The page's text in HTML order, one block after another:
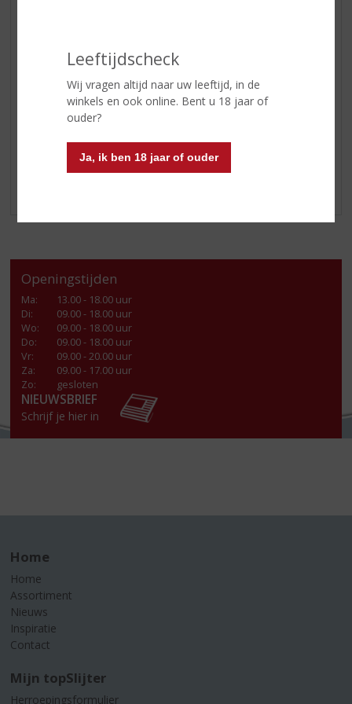
Leeftijdscheck
Wij vragen altijd naar uw leeftijd, in de
winkels en ook online. Bent u 18 jaar of
ouder?
Ja, ik ben 18 jaar of ouder
KANT EN KLAAR
GLASWERK
GESCHENKVERPAKKING
(RELATIE)GESCHENKEN
ALCOHOLVRIJE DRANKEN
Openingstijden
Ma:
13.00 - 18.00 uur
Di:
09.00 - 18.00 uur
Wo:
09.00 - 18.00 uur
Do:
09.00 - 18.00 uur
Vr:
09.00 - 20.00 uur
Za:
09.00 - 17.00 uur
Zo:
gesloten
NIEUWSBRIEF
Schrijf je hier in
Home
Home
Assortiment
Nieuws
Inspiratie
Contact
Mijn topSlijter
Herroepingsformulier